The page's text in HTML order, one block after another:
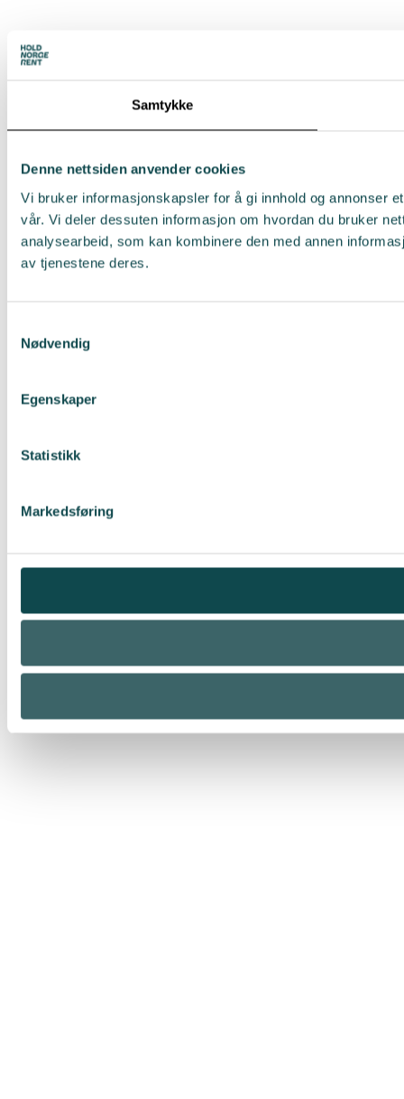
Samtykke
Denne nettsiden anvender cookies
Vi bruker informasjonskapsler for å gi innhold og annonser
vår. Vi deler dessuten informasjon om hvordan du bruker
analysearbeid, som kan kombinere den med annen
av tjenestene deres.
Nødvendig
Egenskaper
Statistikk
Markedsføring